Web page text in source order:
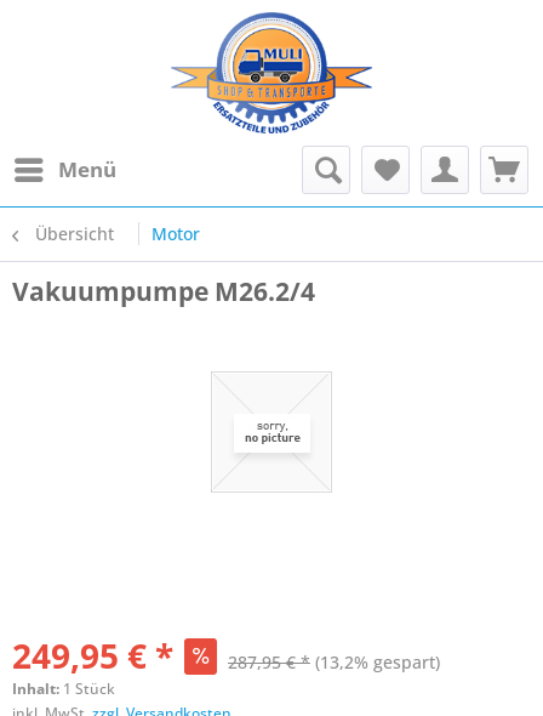
Menü
Übersicht Motor
Vakuumpumpe M26.2/4
249,95 € * 287,95 € * (13,2% gespart)
Inhalt: 1 Stück